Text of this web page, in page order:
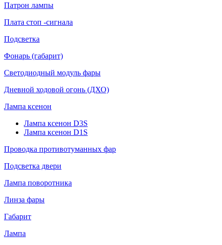
Патрон лампы
Плата стоп -сигнала
Подсветка
Фонарь (габарит)
Светодиодный модуль фары
Дневной ходовой огонь (ДХО)
Лампа ксенон
Лампа ксенон D3S
Лампа ксенон D1S
Проводка противотуманных фар
Подсветка двери
Лампа поворотника
Линза фары
Габарит
Лампа